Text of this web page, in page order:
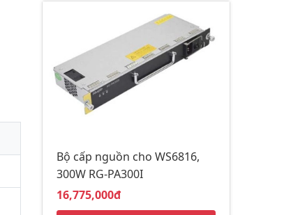
Bộ cấp nguồn cho WS6816,
300W RG-PA300I
Giá bán:
16,775,000đ